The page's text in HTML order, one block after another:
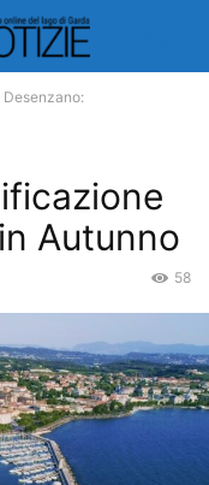
Desenzano:
Autunno
58